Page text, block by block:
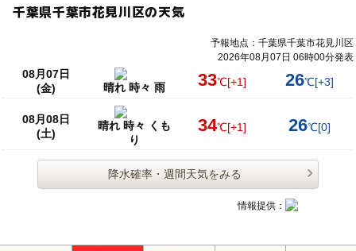
千葉県千葉市花見川区の天気
予報地点：千葉県千葉市花見川区
2026年08月07日 06時00分発表
08月07日
(金)
晴れ 時々 雨 33℃[+1] 26℃[+3]
08月08日
(土)
晴れ 時々 くも
り
34℃[+1] 26℃[0]
降水確率・週間天気をみる
情報提供：